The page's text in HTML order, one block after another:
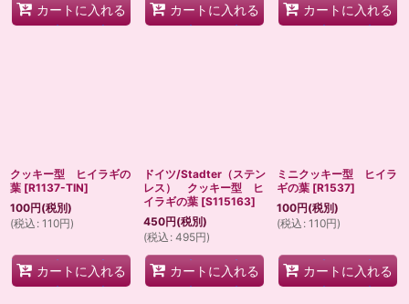
カートに入れる カートに入れる カートに入れる
クッキー型 ヒイラギの
葉 [R1137-TIN]
100円(税別)
(税込 : 110円)
カートに入れる
ドイツ/Stadter（ステン
レス） クッキー型 ヒ
イラギの葉 [S115163]
450円(税別)
(税込 : 495円)
カートに入れる
ミニクッキー型 ヒイラ
ギの葉 [R1537]
100円(税別)
(税込 : 110円)
カートに入れる